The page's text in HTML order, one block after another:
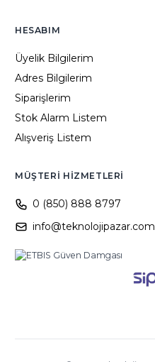
HESABIM
Üyelik Bilgilerim
Adres Bilgilerim
Siparişlerim
Stok Alarm Listem
Alışveriş Listem
MÜŞTERI HIZMETLERI
0 (850) 888 8797
info@teknolojipazar.com